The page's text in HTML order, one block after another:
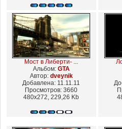
Мост в Либерти- ...
Альбом: GTA
Автор: dveynik
Добавлена: 11.11.11
Просмотров: 3660
480x272, 229,26 Kb